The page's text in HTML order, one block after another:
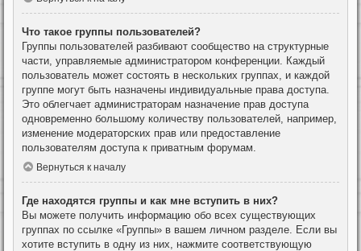
Что такое группы пользователей?
Группы пользователей разбивают сообщество на структурные
части, управляемые администратором конференции. Каждый
пользователь может состоять в нескольких группах, и каждой
группе могут быть назначены индивидуальные права доступа.
Это облегчает администраторам назначение прав доступа
одновременно большому количеству пользователей, например,
изменение модераторских прав или предоставление
пользователям доступа к приватным форумам.
Вернуться к началу
Где находятся группы и как мне вступить в них?
Вы можете получить информацию обо всех существующих
группах по ссылке «Группы» в вашем личном разделе. Если вы
хотите вступить в одну из них, нажмите соответствующую